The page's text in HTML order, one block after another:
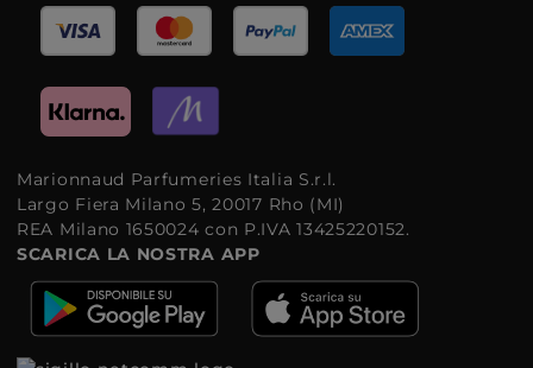
Marionnaud Parfumeries Italia S.r.l.
Largo Fiera Milano 5, 20017 Rho (MI)
REA Milano 1650024 con P.IVA 13425220152.
SCARICA LA NOSTRA APP